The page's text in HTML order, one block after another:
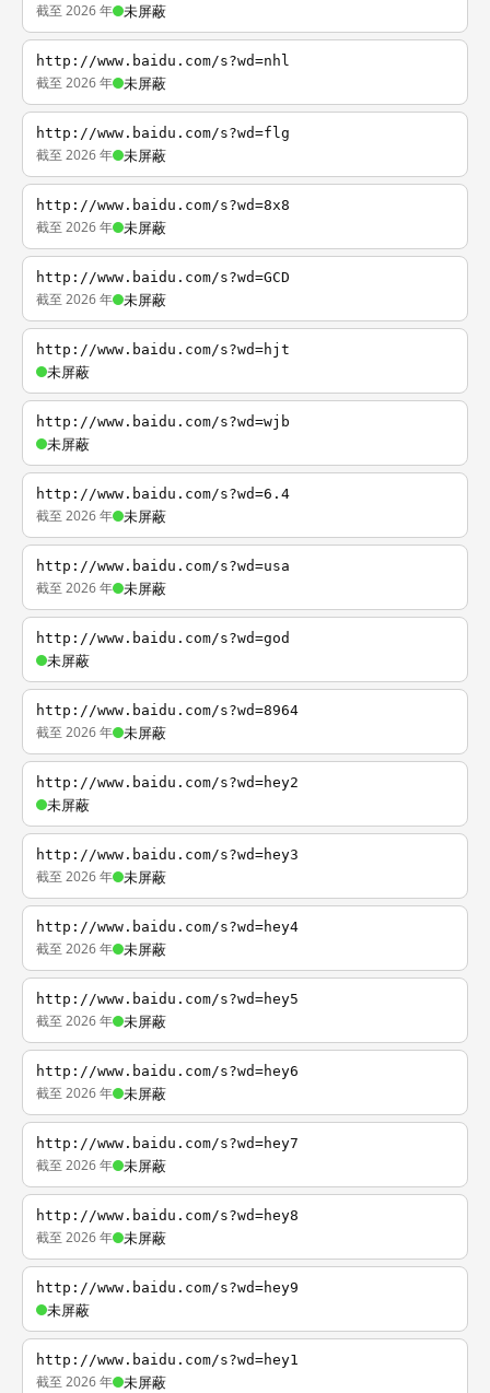
截至 2026 年 未屏蔽
http://www.baidu.com/s?wd=nhl
截至 2026 年 未屏蔽
http://www.baidu.com/s?wd=flg
截至 2026 年 未屏蔽
http://www.baidu.com/s?wd=8x8
截至 2026 年 未屏蔽
http://www.baidu.com/s?wd=GCD
截至 2026 年 未屏蔽
http://www.baidu.com/s?wd=hjt
未屏蔽
http://www.baidu.com/s?wd=wjb
未屏蔽
http://www.baidu.com/s?wd=6.4
截至 2026 年 未屏蔽
http://www.baidu.com/s?wd=usa
截至 2026 年 未屏蔽
http://www.baidu.com/s?wd=god
未屏蔽
http://www.baidu.com/s?wd=8964
截至 2026 年 未屏蔽
http://www.baidu.com/s?wd=hey2
未屏蔽
http://www.baidu.com/s?wd=hey3
截至 2026 年 未屏蔽
http://www.baidu.com/s?wd=hey4
截至 2026 年 未屏蔽
http://www.baidu.com/s?wd=hey5
截至 2026 年 未屏蔽
http://www.baidu.com/s?wd=hey6
截至 2026 年 未屏蔽
http://www.baidu.com/s?wd=hey7
截至 2026 年 未屏蔽
http://www.baidu.com/s?wd=hey8
截至 2026 年 未屏蔽
http://www.baidu.com/s?wd=hey9
未屏蔽
http://www.baidu.com/s?wd=hey1
截至 2026 年 未屏蔽